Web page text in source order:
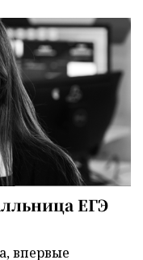
ЕГЭ
впервые